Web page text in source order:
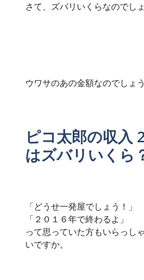
さて、ズバリいくらなのでし
ウワサのあの金額なのでしょ
ピコ太郎の収入
はズバリいくら
「どうせ一発屋でしょう！」
「２０１６年で終わるよ」
って思っていた方もいらっし
いですか。